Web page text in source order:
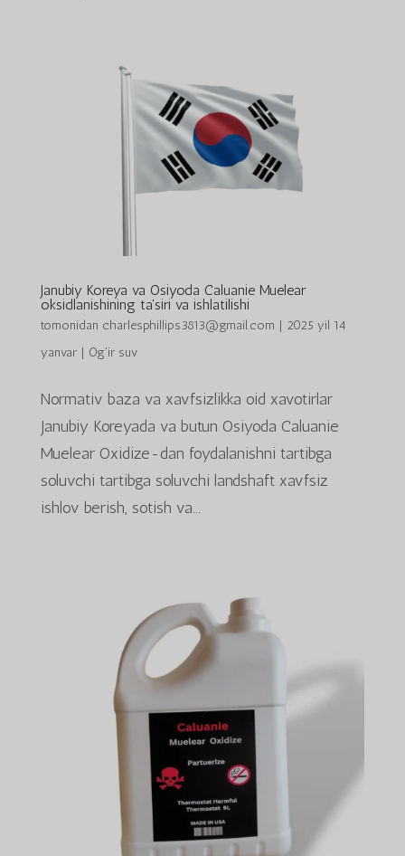
Janubiy Koreya va Osiyoda Caluanie Muelear
oksidlanishining ta'siri va ishlatilishi
tomonidan charlesphillips3813@gmail.com | 2025 yil 14
yanvar| Og'ir suv
Normativ baza va xavfsizlikka oid xavotirlar
Janubiy Koreyada va butun Osiyoda Caluanie
Muelear Oxidize-dan foydalanishni tartibga
soluvchi tartibga soluvchi landshaft xavfsiz
ishlov berish, sotish va...